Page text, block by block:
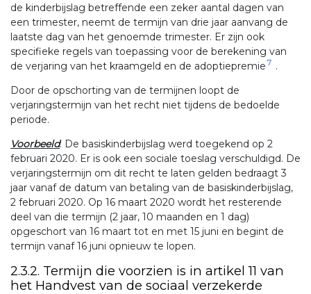
de kinderbijslag betreffende een zeker aantal dagen van
een trimester, neemt de termijn van drie jaar aanvang de
laatste dag van het genoemde trimester. Er zijn ook
specifieke regels van toepassing voor de berekening van
de verjaring van het kraamgeld en de adoptiepremie 7 .
Door de opschorting van de termijnen loopt de
verjaringstermijn van het recht niet tijdens de bedoelde
periode.
Voorbeeld: De basiskinderbijslag werd toegekend op 2
februari 2020. Er is ook een sociale toeslag verschuldigd. De
verjaringstermijn om dit recht te laten gelden bedraagt 3
jaar vanaf de datum van betaling van de basiskinderbijslag,
2 februari 2020. Op 16 maart 2020 wordt het resterende
deel van die termijn (2 jaar, 10 maanden en 1 dag)
opgeschort van 16 maart tot en met 15 juni en begint de
termijn vanaf 16 juni opnieuw te lopen.
2.3.2. Termijn die voorzien is in artikel 11 van
het Handvest van de sociaal verzekerde